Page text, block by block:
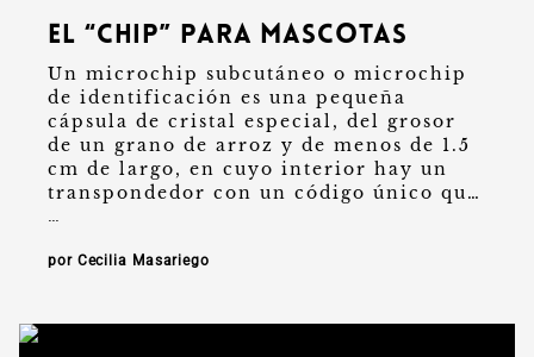
El “Chip” para mascotas
Un microchip subcutáneo o microchip
de identificación es una pequeña
cápsula de cristal especial, del grosor
de un grano de arroz y de menos de 1.5
cm de largo, en cuyo interior hay un
transpondedor con un código único que
…
por Cecilia Masariego